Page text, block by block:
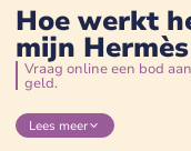
Hoe werkt
mijn
Vraag online een bod
geld.
Lees meer